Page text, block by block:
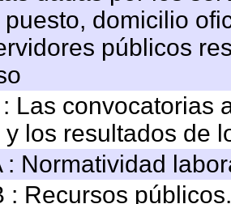
puesto, domicilio
públicos
Las convocatorias
y los resultados de
: Normatividad
: Recursos públicos.